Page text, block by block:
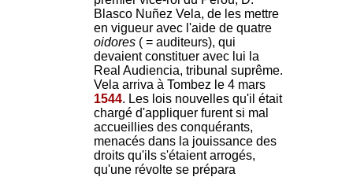
Blasco Nuñez Vela, de les mettre
en vigueur avec l'aide de quatre
oidores ( = auditeurs), qui
devaient constituer avec lui la
Real Audiencia, tribunal suprême.
Vela arriva à Tombez le 4 mars
1544. Les lois nouvelles qu'il était
chargé d'appliquer furent si mal
accueillies des conquérants,
menacés dans la jouissance des
droits qu'ils s'étaient arrogés,
qu'une révolte se prépara